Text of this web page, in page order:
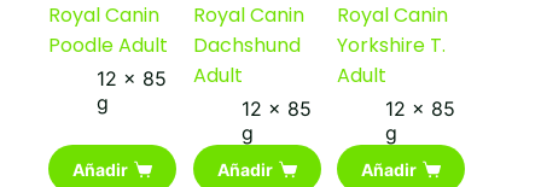
Royal Canin
Poodle Adult
12 x 85
g
Añadir
Royal Canin
Dachshund
Adult
12 x 85
g
Añadir
Royal Canin
Yorkshire T.
Adult
12 x 85
g
Añadir